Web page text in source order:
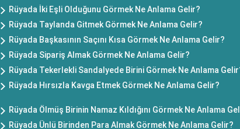
Rüyada İki Eşli Olduğunu Görmek Ne Anlama Gelir?
Rüyada Taylanda Gitmek Görmek Ne Anlama Gelir?
Rüyada Başkasının Saçını Kısa Görmek Ne Anlama Gelir?
Rüyada Sipariş Almak Görmek Ne Anlama Gelir?
Rüyada Tekerlekli Sandalyede Birini Görmek Ne Anlama
Rüyada Hırsızla Kavga Etmek Görmek Ne Anlama Gelir?
Rüyada Ölmüş Birinin Namaz Kıldığını Görmek Ne Anlama
Rüyada Ünlü Birinden Para Almak Görmek Ne Anlama Gelir?